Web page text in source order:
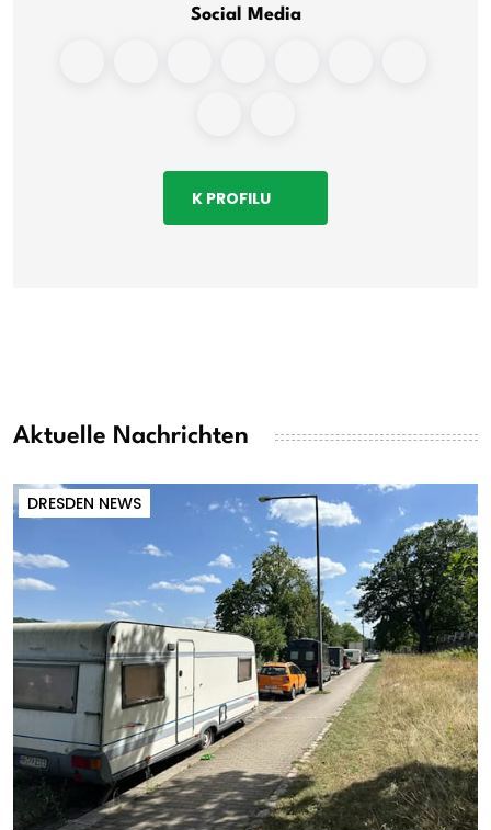
Social Media
K PROFILU
Aktuelle Nachrichten
DRESDEN NEWS